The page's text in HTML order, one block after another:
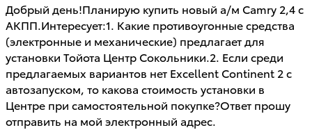
Добрый день!Планирую купить новый а/м Camry 2,4 с
АКПП.Интересует:1. Какие противоугонные средства
(электронные и механические) предлагает для
установки Тойота Центр Сокольники.2. Если среди
предлагаемых вариантов нет Excellent Continent 2 с
автозапуском, то какова стоимость установки в
Центре при самостоятельной покупке?Ответ прошу
отправить на мой электронный адрес.